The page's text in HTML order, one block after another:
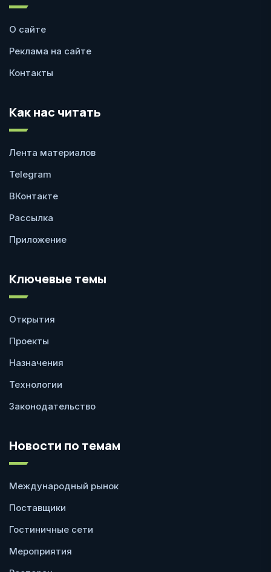
О сайте
Реклама на сайте
Контакты
Как нас читать
Лента материалов
Telegram
ВКонтакте
Рассылка
Приложение
Ключевые темы
Открытия
Проекты
Назначения
Технологии
Законодательство
Новости по темам
Международный рынок
Поставщики
Гостиничные сети
Мероприятия